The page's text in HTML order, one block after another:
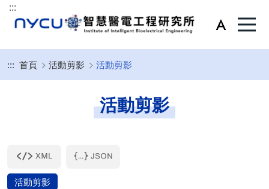
:::
::: 首頁 活動剪影 活動剪影
活動剪影
活動剪影